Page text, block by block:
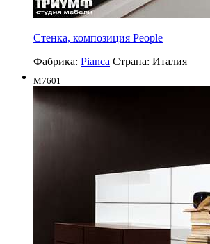
Стенка, композиция People
Фабрика: Pianca Страна: Италия
M7601